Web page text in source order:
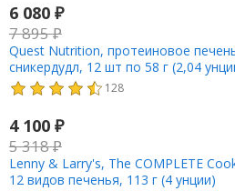
6 080 ₽
7 895₽
Quest Nutrition, протеиновое
сникердудл, 12 шт по 58 г (2,04
128
4 100 ₽
5 318₽
Lenny & Larry's, The COMPLETE
12 видов печенья, 113 г (4 унции)